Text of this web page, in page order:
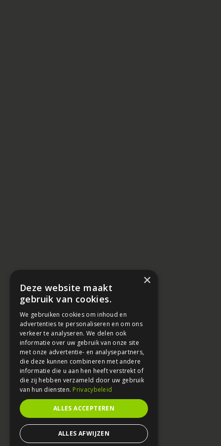
×
Deze website maakt
gebruik van cookies.
We gebruiken cookies om inhoud en
advertenties te personaliseren en om ons
verkeer te analyseren. We delen ook
informatie over uw gebruik van onze site
met onze advertentie- en analysepartners,
die deze kunnen combineren met andere
informatie die u aan hen heeft verstrekt of
die zij hebben verzameld door uw gebruik
van hun diensten. Privacybeleid
ALLES ACCEPTEREN
ALLES AFWIJZEN